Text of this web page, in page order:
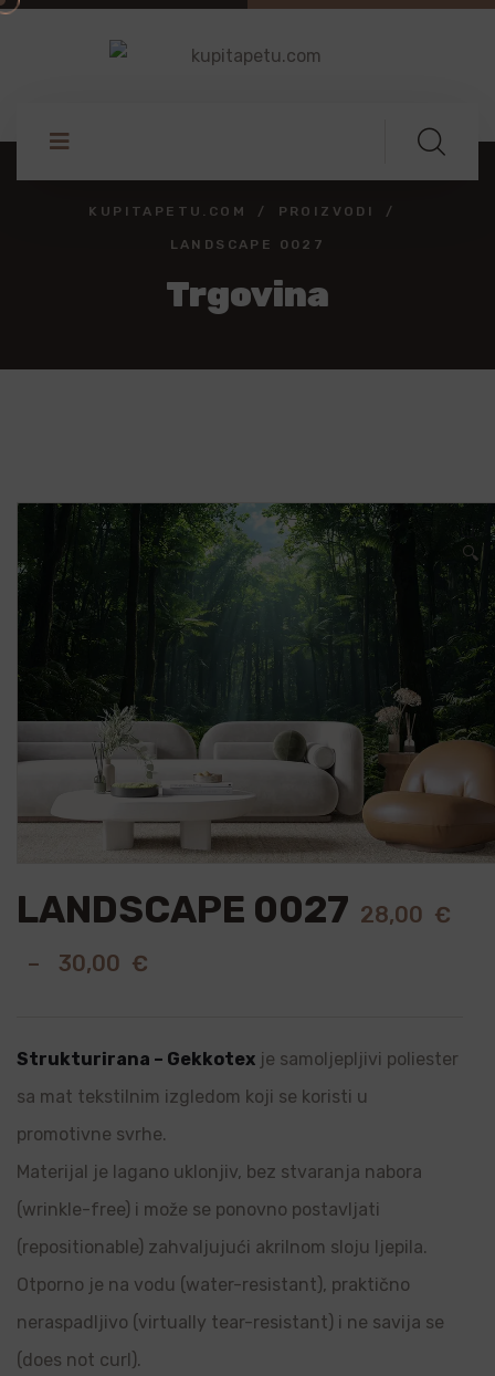
KUPITAPETU.COM PROIZVODI
LANDSCAPE 0027
Trgovina
🔍
LANDSCAPE 0027 28,00 €
–
30,00 €
Strukturirana – Gekkotex je samoljepljivi poliester
sa mat tekstilnim izgledom koji se koristi u
promotivne svrhe.
Materijal je lagano uklonjiv, bez stvaranja nabora
(wrinkle-free) i može se ponovno postavljati
(repositionable) zahvaljujući akrilnom sloju ljepila.
Otporno je na vodu (water-resistant), praktično
neraspadljivo (virtually tear-resistant) i ne savija se
(does not curl).